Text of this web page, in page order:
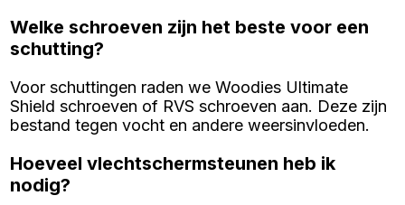
Welke schroeven zijn het beste voor een
schutting?
Voor schuttingen raden we Woodies Ultimate
Shield schroeven of RVS schroeven aan. Deze zijn
bestand tegen vocht en andere weersinvloeden.
Hoeveel vlechtschermsteunen heb ik
nodig?